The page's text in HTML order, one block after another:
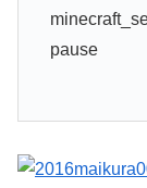
pause